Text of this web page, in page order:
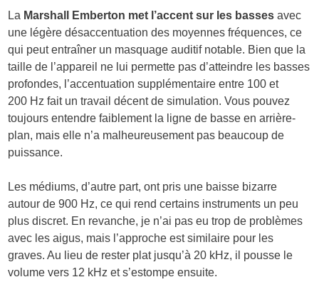
La Marshall Emberton met l’accent sur les basses avec
une légère désaccentuation des moyennes fréquences, ce
qui peut entraîner un masquage auditif notable. Bien que la
taille de l’appareil ne lui permette pas d’atteindre les basses
profondes, l’accentuation supplémentaire entre 100 et
200 Hz fait un travail décent de simulation. Vous pouvez
toujours entendre faiblement la ligne de basse en arrière-
plan, mais elle n’a malheureusement pas beaucoup de
puissance.
Les médiums, d’autre part, ont pris une baisse bizarre
autour de 900 Hz, ce qui rend certains instruments un peu
plus discret. En revanche, je n’ai pas eu trop de problèmes
avec les aigus, mais l’approche est similaire pour les
graves. Au lieu de rester plat jusqu’à 20 kHz, il pousse le
volume vers 12 kHz et s’estompe ensuite.